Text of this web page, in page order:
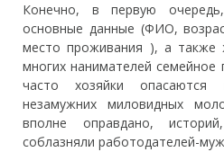
Конечно, в первую
основные данные (ФИО,
место проживания ), а также
многих нанимателей
часто хозяйки
незамужних миловидных
вполне оправдано,
соблазняли работодателей-